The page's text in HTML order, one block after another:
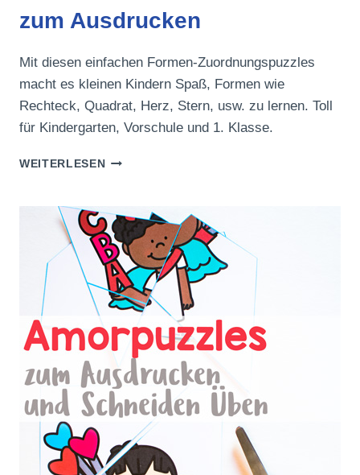
zum Ausdrucken
Mit diesen einfachen Formen-Zuordnungspuzzles
macht es kleinen Kindern Spaß, Formen wie
Rechteck, Quadrat, Herz, Stern, usw. zu lernen. Toll
für Kindergarten, Vorschule und 1. Klasse.
WEITERLESENFORMEN-
AUSDRUCKEN